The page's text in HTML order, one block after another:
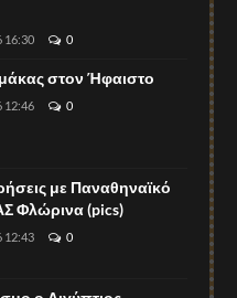
16:30 0
στον Ήφαιστο
12:46 0
με Παναθηναϊκό
Φλώρινα (pics)
12:43 0